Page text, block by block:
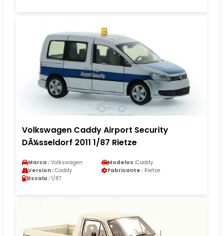
Volkswagen Caddy Airport Security
DÃ¼sseldorf 2011 1/87 Rietze
Marca : Volkswagen Modelos :Caddy
Version : Caddy Fabricante : Rietze
Escala : 1/87